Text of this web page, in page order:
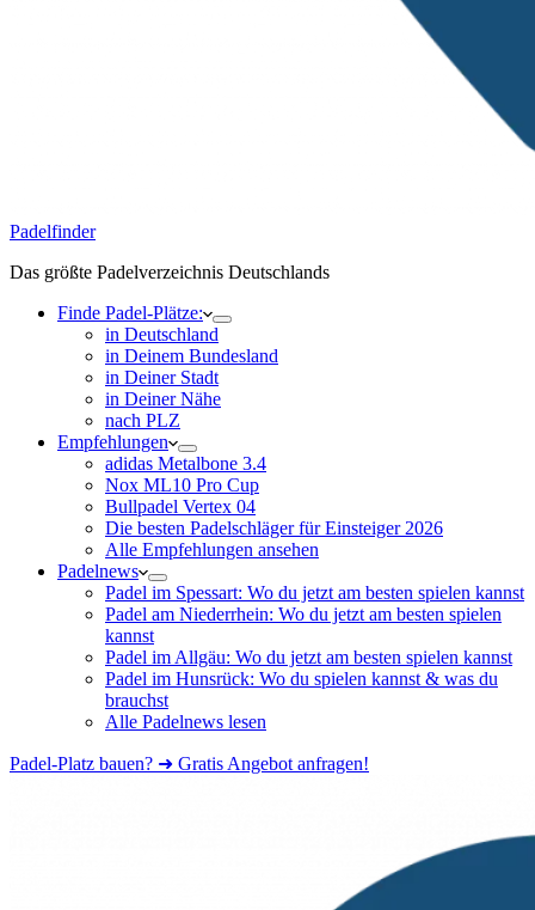
Padelfinder
Das größte Padelverzeichnis Deutschlands
Finde Padel-Plätze:
in Deutschland
in Deinem Bundesland
in Deiner Stadt
in Deiner Nähe
nach PLZ
Empfehlungen
adidas Metalbone 3.4
Nox ML10 Pro Cup
Bullpadel Vertex 04
Die besten Padelschläger für Einsteiger 2026
Alle Empfehlungen ansehen
Padelnews
Padel im Spessart: Wo du jetzt am besten spielen kannst
Padel am Niederrhein: Wo du jetzt am besten spielen
kannst
Padel im Allgäu: Wo du jetzt am besten spielen kannst
Padel im Hunsrück: Wo du spielen kannst & was du
brauchst
Alle Padelnews lesen
Padel-Platz bauen? ➜ Gratis Angebot anfragen!